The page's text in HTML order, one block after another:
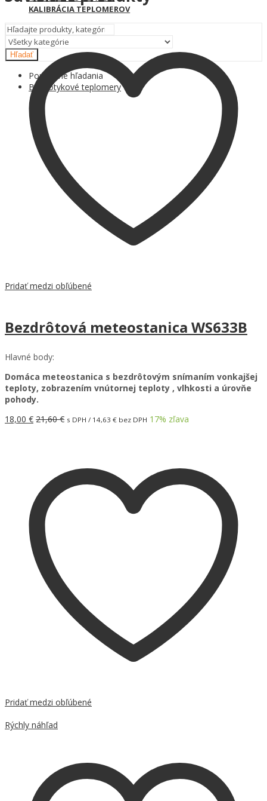
KALIBRÁCIA TEPLOMEROV
Hľadať
Populárne hľadania
Bezdotykové teplomery
Pridať medzi obľúbené
Bezdrôtová meteostanica WS633B
Hlavné body:
Domáca meteostanica s bezdrôtovým snímaním vonkajšej
teploty, zobrazením vnútornej teploty , vlhkosti a úrovňe
pohody.
18,00 € 21,60€ s DPH / 14,63 € bez DPH 17% zľava
Pridať medzi obľúbené
Rýchly náhľad